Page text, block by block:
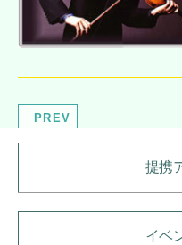
PREV
提携
イベ